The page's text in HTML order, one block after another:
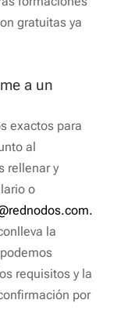
gratuitas ya
a un
exactos para
al
rellenar y
o
la
requisitos y la
por